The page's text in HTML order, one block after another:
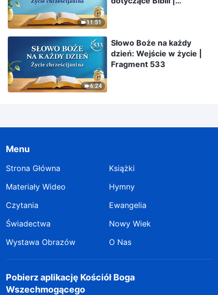
11:51
6:24
Słowo Boże na każdy
dzień: Wejście w życie |
Fragment 533
Menu
Strona Główna
Książki
Materiały Wideo
Hymny
Czytania
Ewangelia
Świadectwa
Nowy Wiek
Wystawa Obrazów
O Nas
Pobierz aplikację Kościół Boga
Wszechmogącego